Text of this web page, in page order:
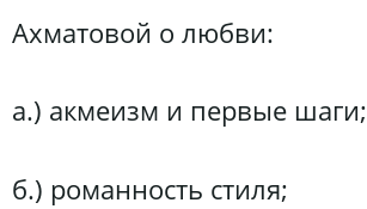
Ахматовой о любви:
а.) акмеизм и первые шаги;
б.) романность стиля;